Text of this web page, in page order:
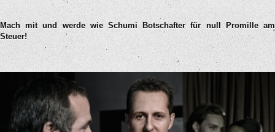
Mach mit und werde wie Schumi Botschafter für null Promille am
Steuer!